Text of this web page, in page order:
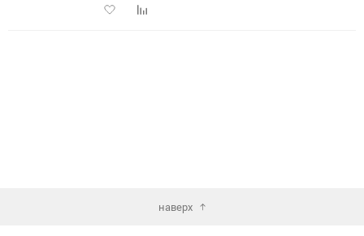
ДобавитьДобавить
наверх